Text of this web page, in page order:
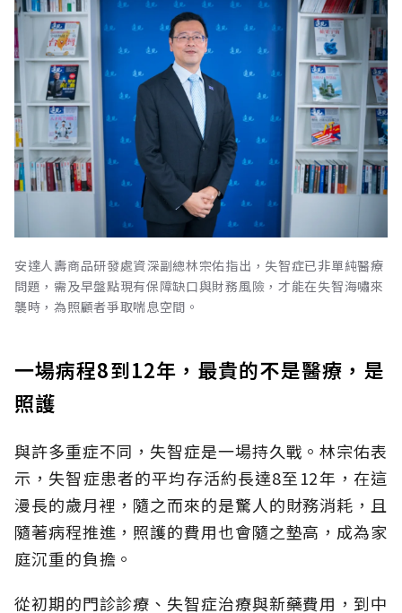
安達人壽商品研發處資深副總林宗佑指出，失智症已非單純醫療
問題，需及早盤點現有保障缺口與財務風險，才能在失智海嘯來
襲時，為照顧者爭取喘息空間。
一場病程8到12年，最貴的不是醫療，是
照護
與許多重症不同，失智症是一場持久戰。林宗佑表
示，失智症患者的平均存活約長達8至12年，在這
漫長的歲月裡，隨之而來的是驚人的財務消耗，且
隨著病程推進，照護的費用也會隨之墊高，成為家
庭沉重的負擔。
從初期的門診診療、失智症治療與新藥費用，到中